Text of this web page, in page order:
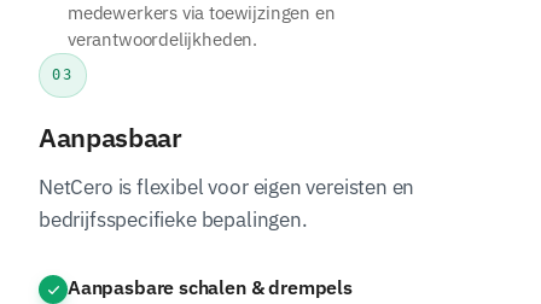
medewerkers via toewijzingen en
verantwoordelijkheden.
03
Aanpasbaar
NetCero is flexibel voor eigen vereisten en
bedrijfsspecifieke bepalingen.
Aanpasbare schalen & drempels